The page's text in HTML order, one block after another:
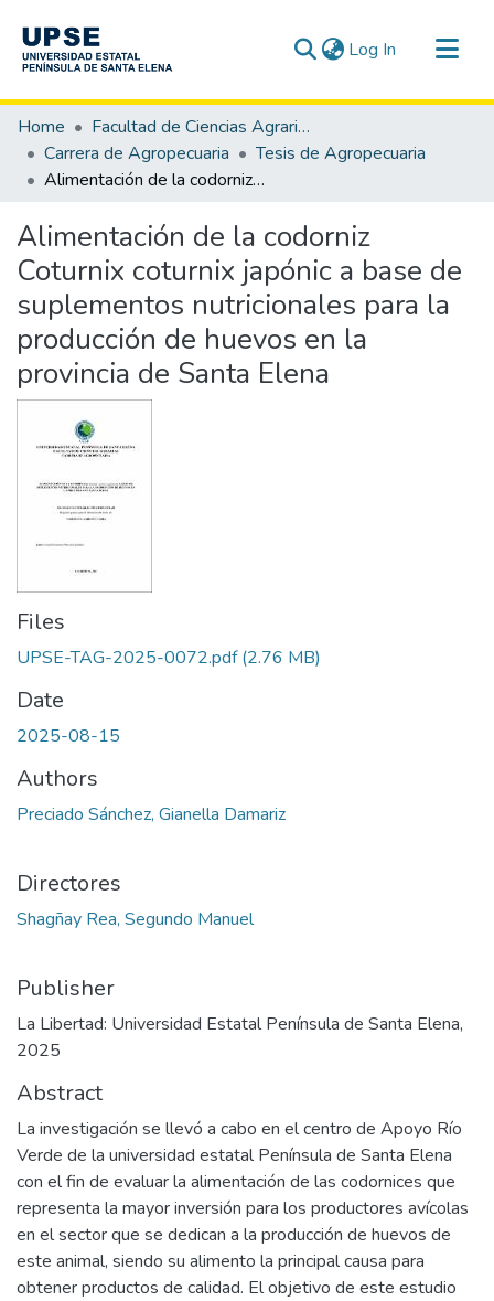
Log In (current)
Communities & Collections
All of DSpace
Statistics
Home
Facultad de Ciencias Agrarias
Carrera de Agropecuaria
Tesis de Agropecuaria
Alimentación de la codorniz Coturnix coturnix japónic a base de suplementos nutricionales para la producción de huevos en la provincia de Santa Elena
Alimentación de la codorniz
Coturnix coturnix japónic a base de
suplementos nutricionales para la
producción de huevos en la
provincia de Santa Elena
Files
UPSE-TAG-2025-0072.pdf(2.76 MB)
Date
2025-08-15
Authors
Preciado Sánchez, Gianella Damariz
Directores
Shagñay Rea, Segundo Manuel
Publisher
La Libertad: Universidad Estatal Península de Santa Elena,
2025
Abstract
La investigación se llevó a cabo en el centro de Apoyo Río
Verde de la universidad estatal Península de Santa Elena
con el fin de evaluar la alimentación de las codornices que
representa la mayor inversión para los productores avícolas
en el sector que se dedican a la producción de huevos de
este animal, siendo su alimento la principal causa para
obtener productos de calidad. El objetivo de este estudio